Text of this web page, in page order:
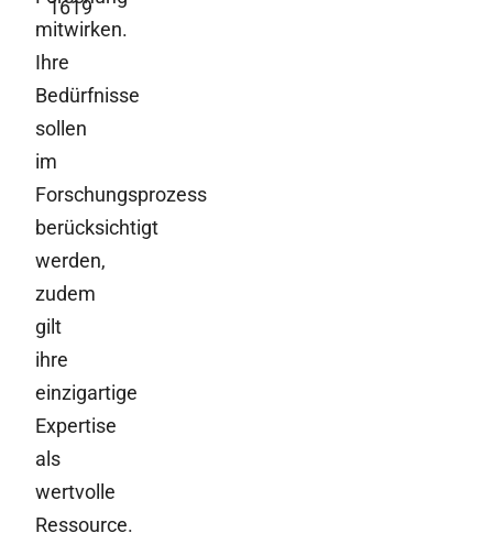
mitwirken.
Ihre
Bedürfnisse
sollen
im
Forschungsprozess
berücksichtigt
werden,
zudem
gilt
ihre
einzigartige
Expertise
als
wertvolle
Ressource.
1619